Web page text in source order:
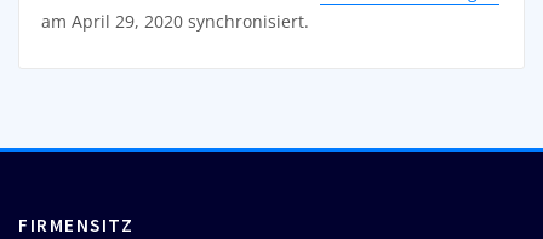
am April 29, 2020 synchronisiert.
FIRMENSITZ